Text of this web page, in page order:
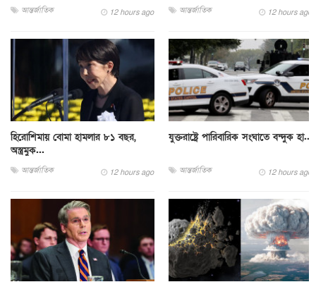
আন্তর্জাতিক 12 hours ago আন্তর্জাতিক 12 hours ago
হিরোশিমায় বোমা হামলার ৮১ বছর,
অস্ত্রমুক...
আন্তর্জাতিক 12 hours ago
যুক্তরাষ্ট্রে পারিবারিক সংঘাতে বন্দুক হা...
আন্তর্জাতিক 12 hours ago